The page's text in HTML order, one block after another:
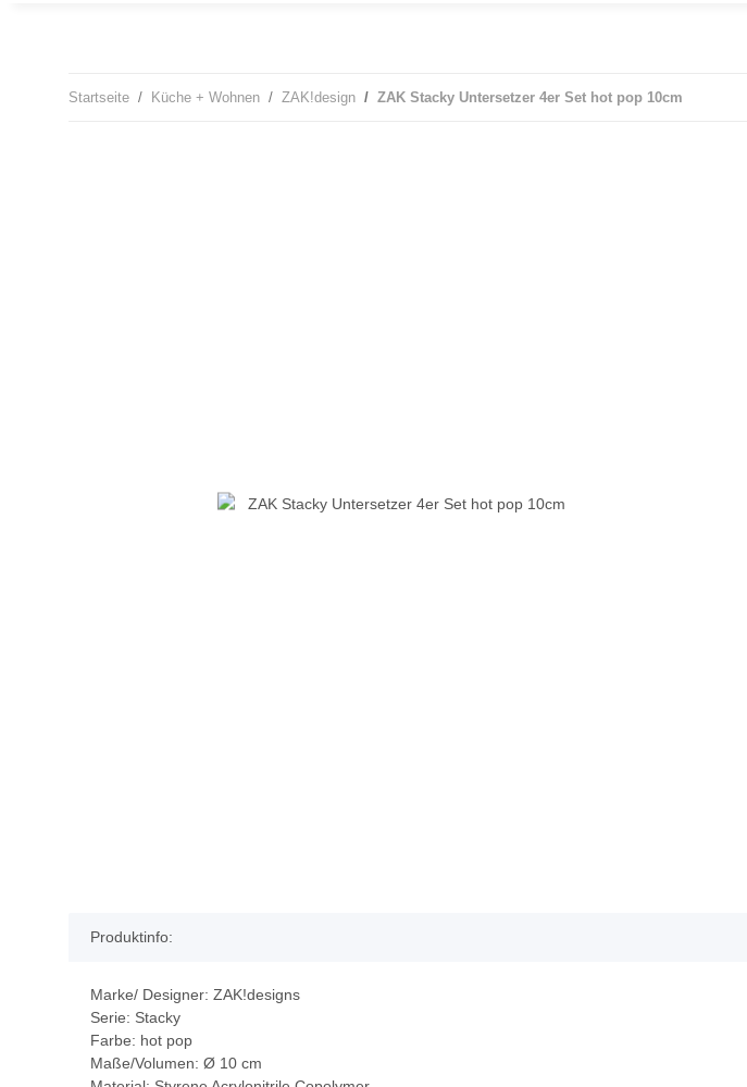
Startseite Küche + Wohnen ZAK!design ZAK Stacky Untersetzer 4er Set hot pop 10cm
Produktinfo:
Marke/ Designer: ZAK!designs
Serie: Stacky
Farbe: hot pop
Maße/Volumen: Ø 10 cm